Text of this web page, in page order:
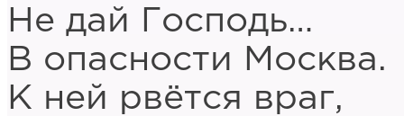
Не дай Господь…
В опасности Москва.
К ней рвётся враг,